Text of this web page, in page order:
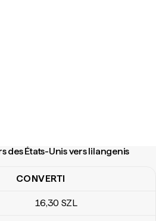
des États-Unis vers lilangenis
États-Unis vers lilangenis swazis
CONVERTI
16,30 SZL